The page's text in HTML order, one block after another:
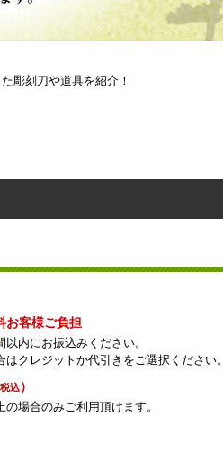
彫刻刀や道具を紹介！
お客様ご負担
内にお振込みください。
クレジットか代引きをご選択ください。
税込）
場合のみご利用頂けます。